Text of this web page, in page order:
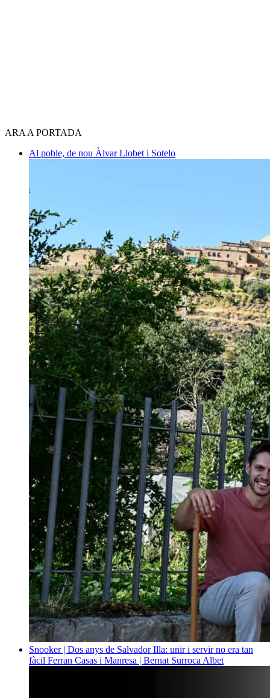
ARA A PORTADA
Al poble, de nou Àlvar Llobet i Sotelo
Snooker | Dos anys de Salvador Illa: unir i servir no era tan
fàcil Ferran Casas i Manresa | Bernat Surroca Albet